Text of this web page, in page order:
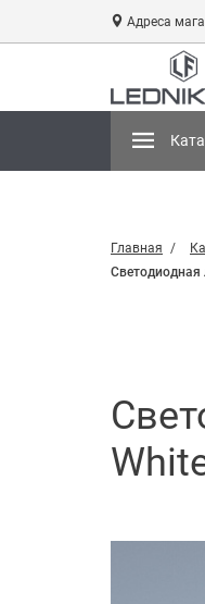
Адреса
Главная
Светодиодная